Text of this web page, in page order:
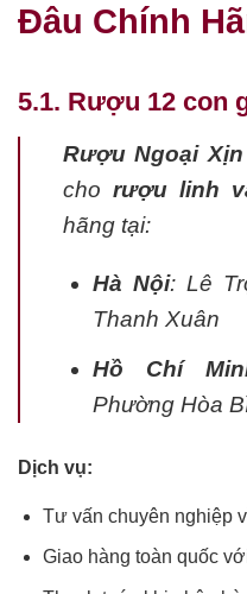
Đâu Chính
5.1. Rượu 12 con
Rượu Ngoại Xịn
chorượu linh
hãng tại:
Hà Nội: Lê
Thanh Xuân
Hồ Chí
Phường Hòa
Dịch vụ:
Tư vấn chuyên nghiệp
Giao hàng toàn quốc